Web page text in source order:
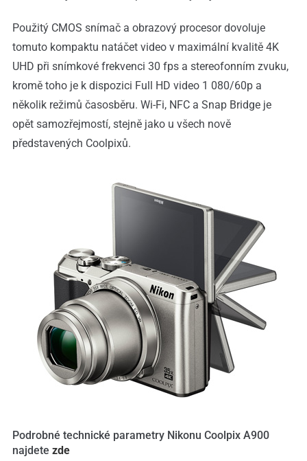
Použitý CMOS snímač a obrazový procesor dovoluje
tomuto kompaktu natáčet video v maximální kvalitě 4K
UHD při snímkové frekvenci 30 fps a stereofonním zvuku,
kromě toho je k dispozici Full HD video 1 080/60p a
několik režimů časosběru. Wi-Fi, NFC a Snap Bridge je
opět samozřejmostí, stejně jako u všech nově
představených Coolpixů.
Podrobné technické parametry Nikonu Coolpix A900
najdete zde